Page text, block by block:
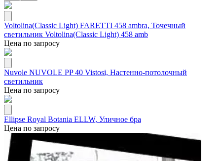
Voltolina(Classic Light) FARETTI 458 ambra, Точечный
светильник Voltolina(Classic Light) 458 amb
Цена по запросу
Nuvole NUVOLE PP 40 Vistosi, Настенно-потолочный
светильник
Цена по запросу
Ellipse Royal Botania ELLW, Уличное бра
Цена по запросу